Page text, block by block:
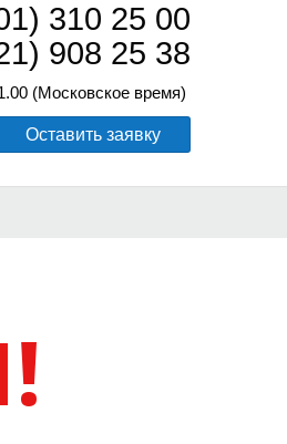
310 25 00
908 25 38
(Московское время)
Оставить заявку